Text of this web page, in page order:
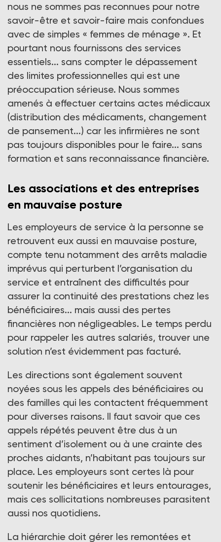
nous ne sommes pas reconnues pour notre
savoir-être et savoir-faire mais confondues
avec de simples « femmes de ménage ». Et
pourtant nous fournissons des services
essentiels... sans compter le dépassement
des limites professionnelles qui est une
préoccupation sérieuse. Nous sommes
amenés à effectuer certains actes médicaux
(distribution des médicaments, changement
de pansement...) car les infirmières ne sont
pas toujours disponibles pour le faire... sans
formation et sans reconnaissance financière.
Les associations et des entreprises
en mauvaise posture
Les employeurs de service à la personne se
retrouvent eux aussi en mauvaise posture,
compte tenu notamment des arrêts maladie
imprévus qui perturbent l’organisation du
service et entraînent des difficultés pour
assurer la continuité des prestations chez les
bénéficiaires... mais aussi des pertes
financières non négligeables. Le temps perdu
pour rappeler les autres salariés, trouver une
solution n’est évidemment pas facturé.
Les directions sont également souvent
noyées sous les appels des bénéficiaires ou
des familles qui les contactent fréquemment
pour diverses raisons. Il faut savoir que ces
appels répétés peuvent être dus à un
sentiment d’isolement ou à une crainte des
proches aidants, n’habitant pas toujours sur
place. Les employeurs sont certes là pour
soutenir les bénéficiaires et leurs entourages,
mais ces sollicitations nombreuses parasitent
aussi nos quotidiens.
La hiérarchie doit gérer les remontées et